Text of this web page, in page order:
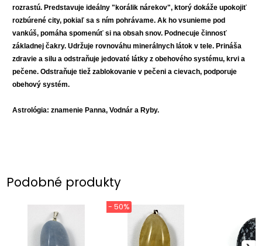
rozrastú. Predstavuje ideálny "korálik nárekov", ktorý dokáže upokojiť
rozbúrené city, pokiaľ sa s ním pohrávame. Ak ho vsunieme pod
vankúš, pomáha spomenúť si na obsah snov. Podnecuje činnosť
základnej čakry. Udržuje rovnováhu minerálnych látok v tele. Prináša
zdravie a silu a odstraňuje jedovaté látky z obehového systému, krvi a
pečene. Odstraňuje tiež zablokovanie v pečeni a cievach, podporuje
obehový systém.
Astrológia: znamenie Panna, Vodnár a Ryby.
Podobné produkty
- 50%